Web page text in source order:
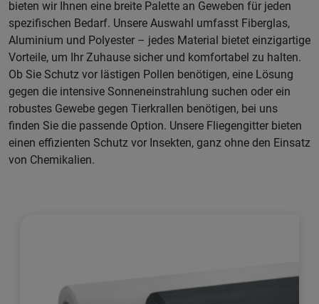
bieten wir Ihnen eine breite Palette an Geweben für jeden
spezifischen Bedarf. Unsere Auswahl umfasst Fiberglas,
Aluminium und Polyester – jedes Material bietet einzigartige
Vorteile, um Ihr Zuhause sicher und komfortabel zu halten.
Ob Sie Schutz vor lästigen Pollen benötigen, eine Lösung
gegen die intensive Sonneneinstrahlung suchen oder ein
robustes Gewebe gegen Tierkrallen benötigen, bei uns
finden Sie die passende Option. Unsere Fliegengitter bieten
einen effizienten Schutz vor Insekten, ganz ohne den Einsatz
von Chemikalien.